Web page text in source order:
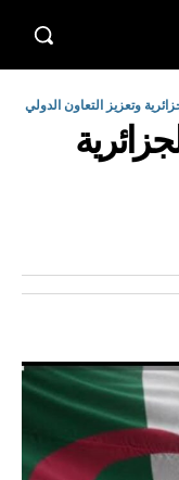
وتعزيز التعاون الدولي